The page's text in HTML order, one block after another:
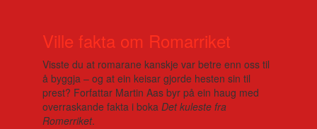
Ville fakta om Romarriket
Visste du at romarane kanskje var betre enn oss til
å byggja – og at ein keisar gjorde hesten sin til
prest? Forfattar Martin Aas byr på ein haug med
overraskande fakta i boka Det kuleste fra
Romerriket.